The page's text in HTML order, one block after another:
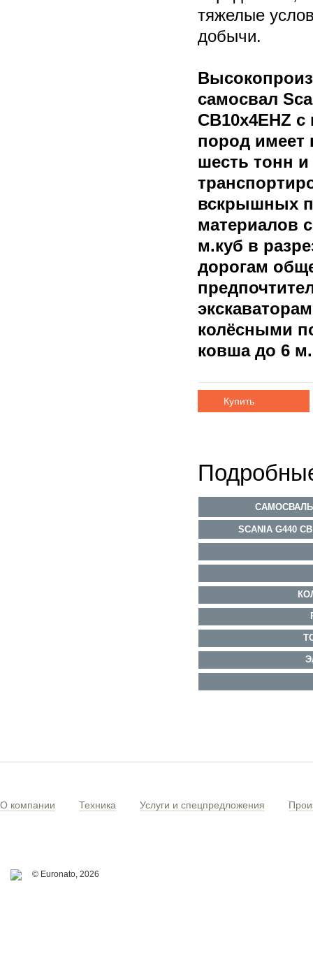
тяжелые
добычи.
самосвал
CB10x4EHZ
пород имеет
шесть тонн
вскрышных
материалов
м.куб в
дорогам
колёсными
ковша до 6
Купить
SCANIA G440
О компании Техника Услуги и спецпредложения
© Euronato, 2026